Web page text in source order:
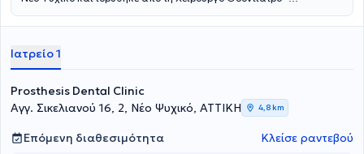
επαγγελματική πορεία, για να προσφέρει υπηρεσίες οδοντιατρικές
σπουδές της στην Οδοντιατρική Σχολή του Εθνικού και
Καποδιστριακού Πανεπιστημίου Αθηνών. Οι ψηφιακές
οδοντιατρικές υπηρεσίες και η εξατομικευμένη προσέγγιση του
θεραπευόμενου, θα εξασφαλίσουν την ανώδυνη και στοχευμένη
αντιμετώπιση κάθε περιστατικού. Το επιθυμητό αποτέλεσμα θα
Ιατρείο 1
Prosthesis Dental Clinic
Αγγ. Σικελιανού 16, 2, Νέο Ψυχικό, ΑΤΤΙΚΗ
4,8 km
Επόμενη διαθεσιμότητα Κλείσε ραντεβού